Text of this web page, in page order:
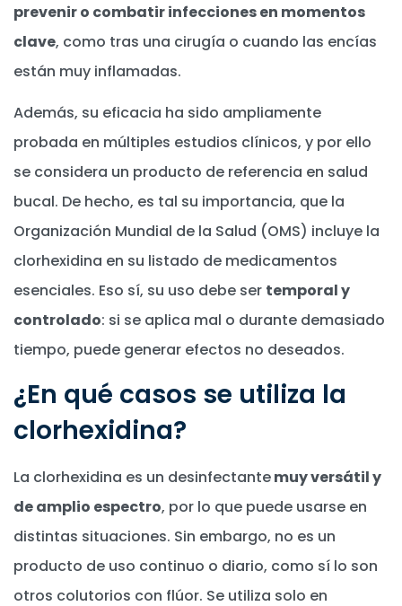
prevenir o combatir infecciones en momentos
clave, como tras una cirugía o cuando las encías
están muy inflamadas.
Además, su eficacia ha sido ampliamente
probada en múltiples estudios clínicos, y por ello
se considera un producto de referencia en salud
bucal. De hecho, es tal su importancia, que la
Organización Mundial de la Salud (OMS) incluye la
clorhexidina en su listado de medicamentos
esenciales. Eso sí, su uso debe ser temporal y
controlado: si se aplica mal o durante demasiado
tiempo, puede generar efectos no deseados.
¿En qué casos se utiliza la
clorhexidina?
La clorhexidina es un desinfectantemuy versátil y
de amplio espectro, por lo que puede usarse en
distintas situaciones. Sin embargo, no es un
producto de uso continuo o diario, como sí lo son
otros colutorios con flúor. Se utiliza solo en